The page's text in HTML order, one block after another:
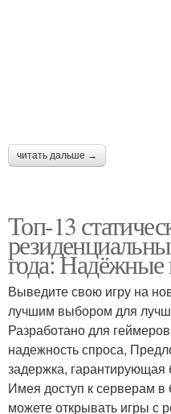
читать дальше →
Топ-13
года:
Выведите свою игру на
лучшим выбором для
Разработано для
надежность спроса,
задержка, гарантирующая
Имея доступ к серверам
можете открывать игры с